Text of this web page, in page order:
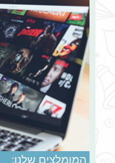
המומלצים שלנו: